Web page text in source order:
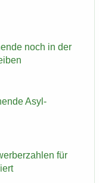
noch in der
Asyl-​
für